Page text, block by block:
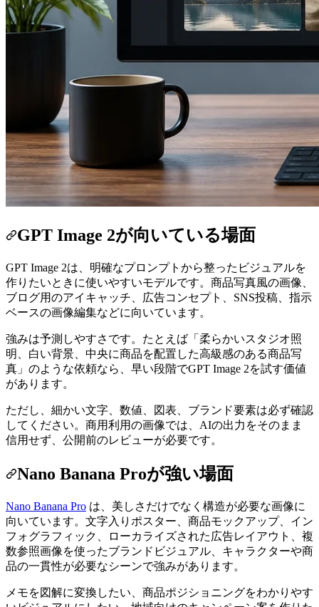
GPT Image 2が向いている場面
GPT Image 2は、明確なプロンプトから整ったビジュアルを
作りたいときに使いやすいモデルです。商品写真風の画像、
ブログ用のアイキャッチ、広告コンセプト、SNS投稿、指示
ベースの画像編集などに向いています。
強みは予測しやすさです。たとえば「柔らかいスタジオ照
明、白い背景、中央に商品を配置した高級感のある商品写
真」のような依頼なら、早い段階でGPT Image 2を試す価値
があります。
ただし、細かい文字、数値、図表、ブランド要素は必ず確認
してください。商用利用の画像では、AIの出力をそのまま
信用せず、公開前のレビューが必要です。
Nano Banana Proが強い場面
Nano Banana Pro は、美しさだけでなく構造が必要な画像に
向いています。文字入りポスター、商品モックアップ、イン
フォグラフィック、ローカライズされた広告レイアウト、複
数参照画像を使ったブランドビジュアル、キャラクターや商
品の一貫性が必要なシーンで強みがあります。
メモを図解に変換したい、商品ポジショニングをわかりやす